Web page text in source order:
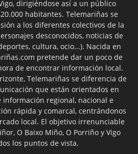
dirigiéndose así a un público
habitantes. Telemariñas se
a los diferentes colectivos de la
desconocidos, noticias de
cultura, ocio...). Nacida en
pretende dar un poco de
de encontrar información local.
Telemariñas se diferencia de
que están orientados en
regional, nacional e
rápida y comarcal, centrándonos
local. El objetivo irrenunciable
O Baixo Miño, O Porriño y Vigo
los puntos de vista.